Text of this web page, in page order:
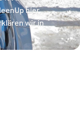
hier
wir in